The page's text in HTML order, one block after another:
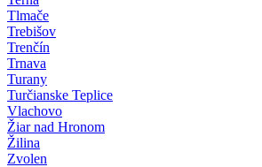
Tlmače
Trebišov
Trenčín
Trnava
Turany
Turčianske Teplice
Vlachovo
Žiar nad Hronom
Žilina
Zvolen